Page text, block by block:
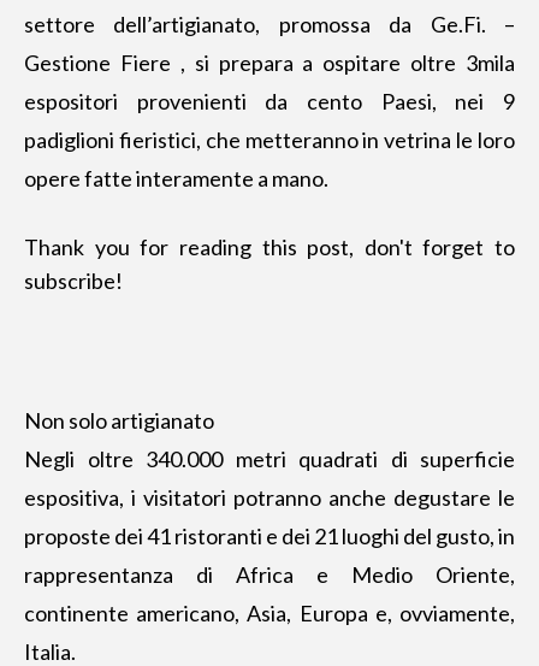
settore dell’artigianato, promossa da Ge.Fi. –
Gestione Fiere , si prepara a ospitare oltre 3mila
espositori provenienti da cento Paesi, nei 9
padiglioni fieristici, che metteranno in vetrina le loro
opere fatte interamente a mano.
Thank you for reading this post, don't forget to
subscribe!
Non solo artigianato
Negli oltre 340.000 metri quadrati di superficie
espositiva, i visitatori potranno anche degustare le
proposte dei 41 ristoranti e dei 21 luoghi del gusto, in
rappresentanza di Africa e Medio Oriente,
continente americano, Asia, Europa e, ovviamente,
Italia.